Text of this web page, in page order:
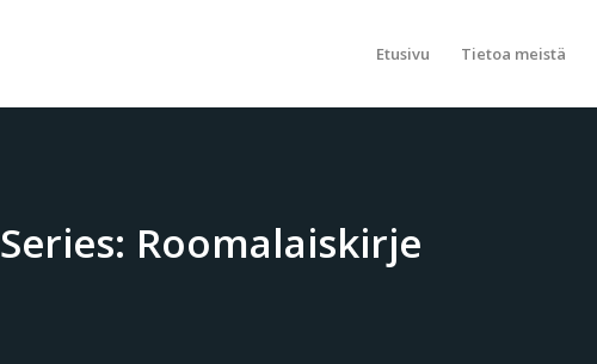
Etusivu Tietoa meistä
Series: Roomalaiskirje